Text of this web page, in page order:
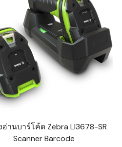
ค้ดในธุรกิจ
ปลีก
าร์โค้ดในงาน
ดใน
มยานยนต์
เสื้อผ้า
ค้ดใน
อ่านบาร์โค้ด Zebra LI3678-SR
Scanner Barcode